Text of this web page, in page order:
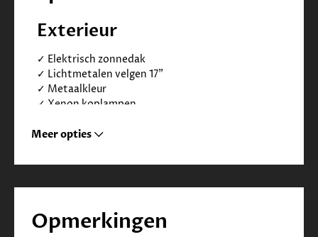
Exterieur
✓ Elektrisch zonnedak
✓ Lichtmetalen velgen 17"
✓ Metaalkleur
✓ Xenon koplampen
verwarmbaar
✓Getint warmtewerend glas
Infotainment
Meer opties
Opmerkingen